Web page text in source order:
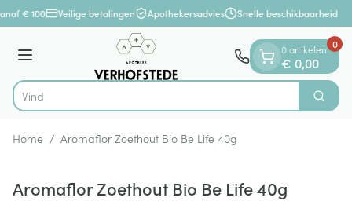
Ga naar de inhoud
1 van 1
€ 100 Veilige betalingen Apothekersadvies Snelle beschikbaarheid
Menu
Product, merk, categorie... Zoek
0 artikelen
€ 0,00
0
Home / Aromaflor Zoethout Bio Be Life 40g
Aromaflor Zoethout Bio Be Life 40g